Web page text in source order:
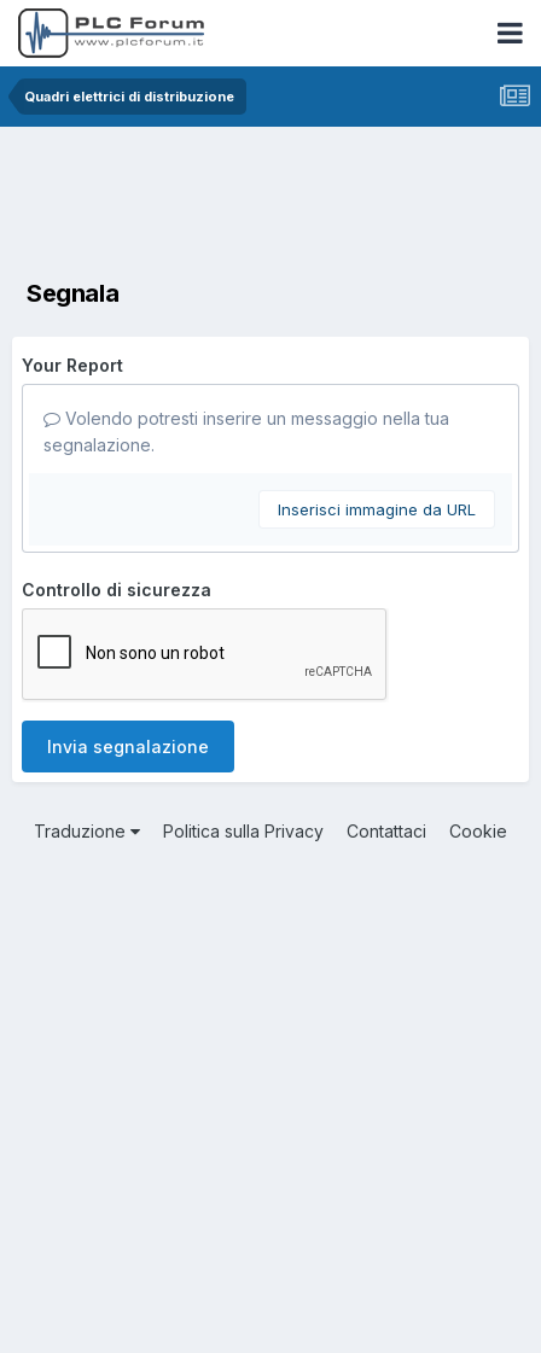
Quadri elettrici di distribuzione
Segnala
Your Report
Volendo potresti inserire un messaggio nella tua
segnalazione.
Inserisci immagine da URL
Controllo di sicurezza
Invia segnalazione
Traduzione Politica sulla Privacy Contattaci Cookie